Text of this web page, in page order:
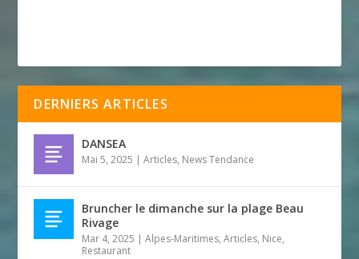
DERNIERS ARTICLES
DANSEA
Mai 5, 2025 |Articles, News Tendance
Bruncher le dimanche sur la plage Beau
Rivage
Mar 4, 2025 |Alpes-Maritimes,Articles, Nice,
Restaurant